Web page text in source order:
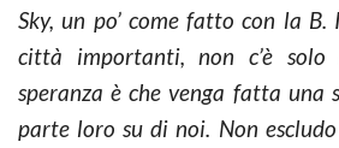
Sky, un po’ come fatto con la B.
città importanti, non c’è
speranza è che venga fatta una
parte loro su di noi. Non